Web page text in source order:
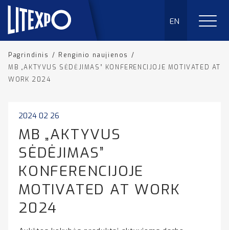
EN
Pagrindinis / Renginio naujienos /
MB „AKTYVUS SĖDĖJIMAS” KONFERENCIJOJE MOTIVATED AT
WORK 2024
2024 02 26
MB „AKTYVUS
SĖDĖJIMAS”
KONFERENCIJOJE
MOTIVATED AT WORK
2024